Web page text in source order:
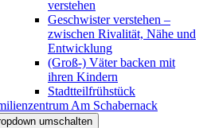
verstehen
Geschwister verstehen –
zwischen Rivalität, Nähe und
Entwicklung
(Groß-) Väter backen mit
ihren Kindern
Stadtteilfrühstück
Am Schabernack
umschalten